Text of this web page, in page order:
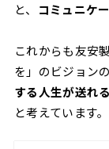
と、
コミュニケ
これからも友安
を」のビジョン
する人生が送れる
と考えています。